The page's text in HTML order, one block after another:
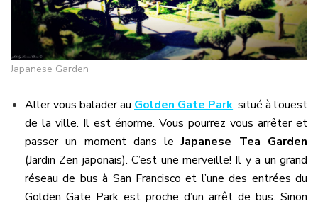
Japanese Garden
Aller vous balader au Golden Gate Park, situé à l’ouest
de la ville. Il est énorme. Vous pourrez vous arrêter et
passer un moment dans leJapanese Tea Garden
(Jardin Zen japonais). C’est une merveille! Il y a un grand
réseau de bus à San Francisco et l’une des entrées du
Golden Gate Park est proche d’un arrêt de bus. Sinon